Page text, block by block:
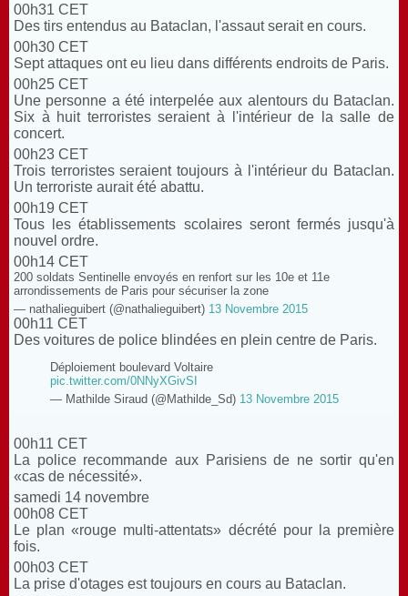
00h31 CET
Des tirs entendus au Bataclan, l'assaut serait en cours.
00h30 CET
Sept attaques ont eu lieu dans différents endroits de Paris.
00h25 CET
Une personne a été interpelée aux alentours du Bataclan.
Six à huit terroristes seraient à l'intérieur de la salle de
concert.
00h23 CET
Trois terroristes seraient toujours à l'intérieur du Bataclan.
Un terroriste aurait été abattu.
00h19 CET
Tous les établissements scolaires seront fermés jusqu'à
nouvel ordre.
00h14 CET
200 soldats Sentinelle envoyés en renfort sur les 10e et 11e
arrondissements de Paris pour sécuriser la zone
— nathalieguibert (@nathalieguibert) 13 Novembre 2015
00h11 CET
Des voitures de police blindées en plein centre de Paris.
Déploiement boulevard Voltaire
pic.twitter.com/0NNyXGivSI
— Mathilde Siraud (@Mathilde_Sd) 13 Novembre 2015
00h11 CET
La police recommande aux Parisiens de ne sortir qu'en
«cas de nécessité».
samedi 14 novembre
00h08 CET
Le plan «rouge multi-attentats» décrété pour la première
fois.
00h03 CET
La prise d'otages est toujours en cours au Bataclan.